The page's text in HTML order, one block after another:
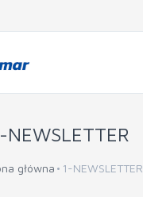
NEWSLETTER
główna 1-NEWSLETTER